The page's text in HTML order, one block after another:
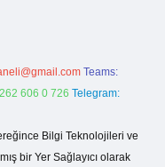
Teams:
606 0 726 Telegram:
Bilgi Teknolojileri ve
bir Yer Sağlayıcı olarak